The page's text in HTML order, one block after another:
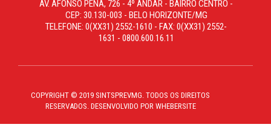
AV. AFONSO PENA, 726 - 4º ANDAR - BAIRRO CENTRO -
CEP: 30.130-003 - BELO HORIZONTE/MG
TELEFONE: 0(XX31) 2552-1610 - FAX: 0(XX31) 2552-
1631 - 0800.600.16.11
COPYRIGHT © 2019 SINTSPREVMG. TODOS OS DIREITOS
RESERVADOS. DESENVOLVIDO POR WHEBERSITE